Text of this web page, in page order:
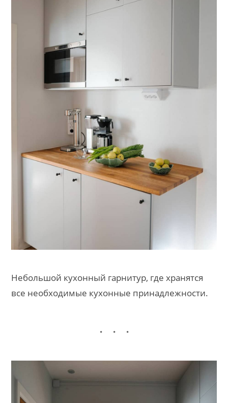
Небольшой кухонный гарнитур, где хранятся
все необходимые кухонные принадлежности.